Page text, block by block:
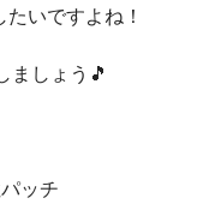
いですよね！
ましょう🎵
ッチ